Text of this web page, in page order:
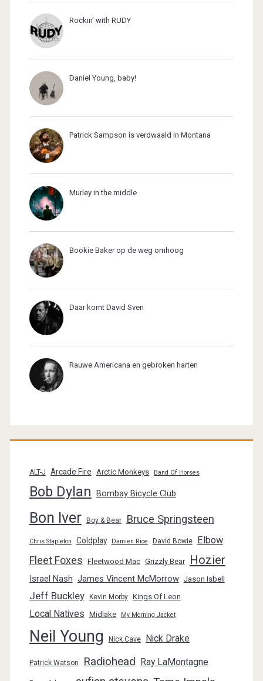
Rockin' with RUDY
Daniel Young, baby!
Patrick Sampson is verdwaald in Montana
Murley in the middle
Bookie Baker op de weg omhoog
Daar komt David Sven
Rauwe Americana en gebroken harten
ALT-J Arcade Fire Arctic Monkeys Band Of Horses
Bob Dylan Bombay Bicycle Club
Bon Iver Boy & Bear Bruce Springsteen
Chris Stapleton Coldplay Damien Rice David Bowie Elbow
Fleet Foxes Fleetwood Mac Grizzly Bear Hozier
Israel Nash James Vincent McMorrow Jason Isbell
Jeff Buckley Kevin Morby Kings Of Leon
Local Natives Midlake My Morning Jacket
Neil Young Nick Cave Nick Drake
Patrick Watson Radiohead Ray LaMontagne